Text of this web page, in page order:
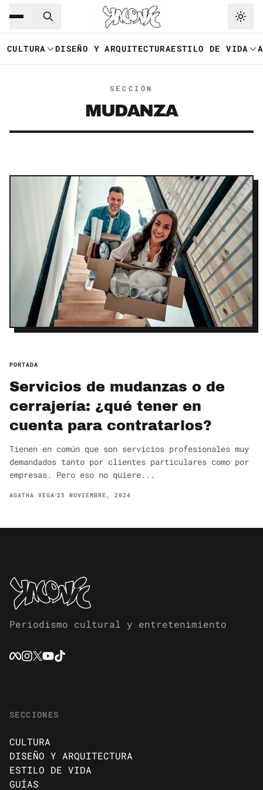
Saltar al contenido principal
CULTURA DISEÑO Y ARQUITECTURAESTILO DE VIDA
SECCIÓN
MUDANZA
PORTADA
Servicios de mudanzas o de
cerrajería: ¿qué tener en
cuenta para contratarlos?
Tienen en común que son servicios profesionales muy
demandados tanto por clientes particulares como por
empresas. Pero eso no quiere...
AGATHA VEGA 25 NOVIEMBRE, 2024
Periodismo cultural y entretenimiento
SECCIONES
CULTURA
DISEÑO Y ARQUITECTURA
ESTILO DE VIDA
GUÍAS